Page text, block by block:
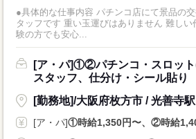
●具体的な仕事内容 パチンコ店にて景品の
タッフです 重い玉運びはありません 難し
験の方でも安心...
[ア・パ]①②パチンコ・スロット
スタッフ、仕分け・シール貼り
[勤務地]/大阪府枚方市 / 光善寺駅
[ア・パ]①時給1,350円〜、②時給